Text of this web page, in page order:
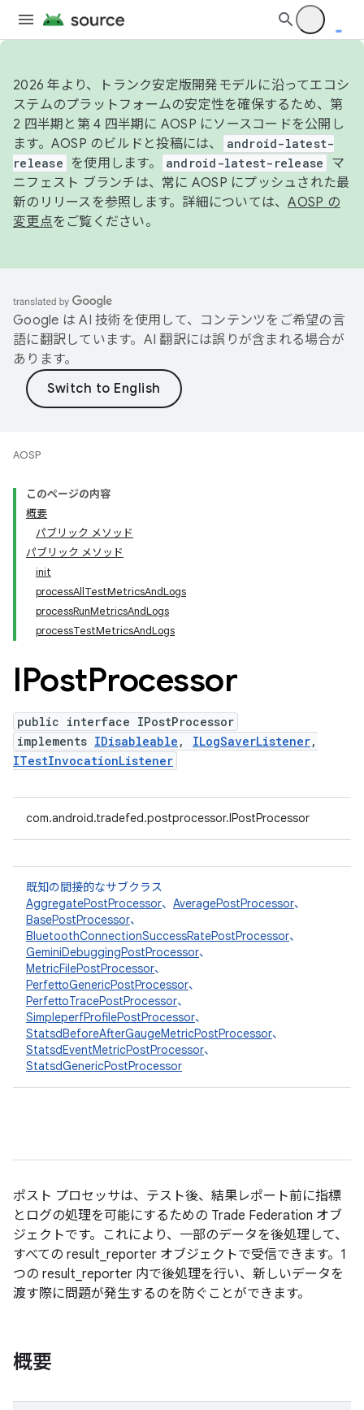
2026 年より、トランク安定版開発モデルに沿ってエコシ
ステムのプラットフォームの安定性を確保するため、第
2 四半期と第 4 四半期に AOSP にソースコードを公開し
ます。AOSP のビルドと投稿には、
android-latest-
release
を使用します。 android-latest-release
マ
ニフェスト ブランチは、常に AOSP にプッシュされた最
新のリリースを参照します。詳細については、AOSP の
変更点をご覧ください。
Google は AI 技術を使用して、コンテンツをご希望の言
語に翻訳しています。AI 翻訳には誤りが含まれる場合が
あります。
AOSP
このページの内容
概要
パブリック メソッド
パブリック メソッド
init
processAllTestMetricsAndLogs
processRunMetricsAndLogs
processTestMetricsAndLogs
IPostProcessor
public interface IPostProcessor
implements IDisableable , ILogSaverListener,
ITestInvocationListener
com.android.tradefed.postprocessor.IPostProcessor
既知の間接的なサブクラス
AggregatePostProcessor、 AveragePostProcessor、
BasePostProcessor、
BluetoothConnectionSuccessRatePostProcessor、
GeminiDebuggingPostProcessor、
MetricFilePostProcessor、
PerfettoGenericPostProcessor、
PerfettoTracePostProcessor、
SimpleperfProfilePostProcessor、
StatsdBeforeAfterGaugeMetricPostProcessor、
StatsdEventMetricPostProcessor、
StatsdGenericPostProcessor
ポスト プロセッサは、テスト後、結果レポート前に指標
とログの処理を可能にするための Trade Federation オブ
ジェクトです。これにより、一部のデータを後処理して、
すべての result_reporter オブジェクトで受信できます。1
つの result_reporter 内で後処理を行い、新しいデータを
渡す際に問題が発生するのを防ぐことができます。
概要